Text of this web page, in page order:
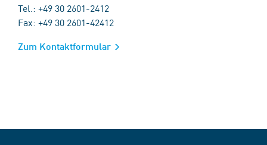
Tel.: +49 30 2601-2412
Fax: +49 30 2601-42412
Zum Kontaktformular